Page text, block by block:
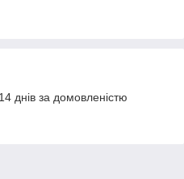
днів за домовленістю